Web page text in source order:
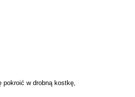
pokroić w drobną kostkę,